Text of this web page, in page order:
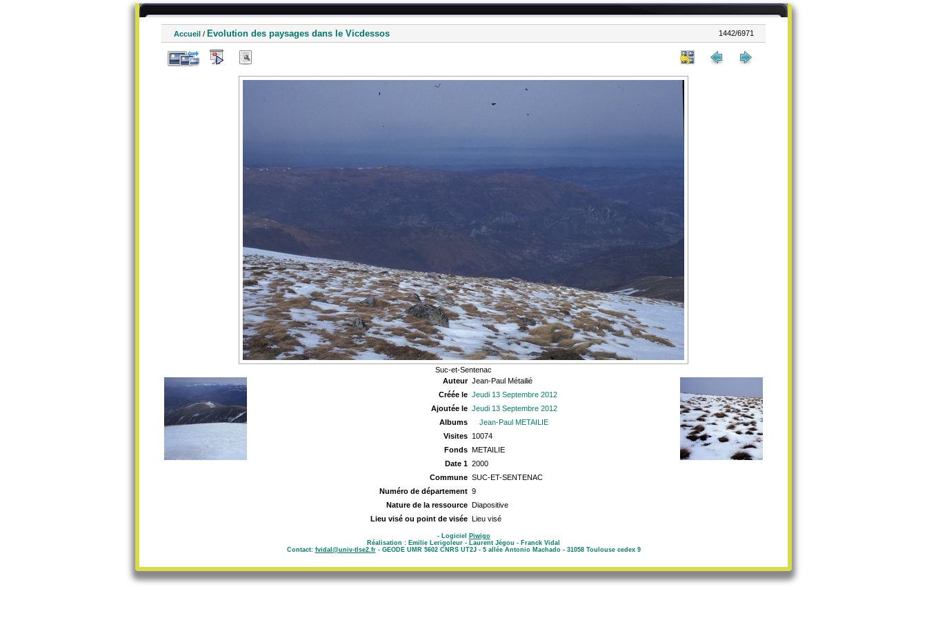
Accueil / Evolution des paysages dans le Vicdessos 1442/6971
Suc-et-Sentenac
Auteur Jean-Paul Métailié
Créée le Jeudi 13 Septembre 2012
Ajoutée le Jeudi 13 Septembre 2012
Albums
Jean-Paul METAILIE
Visites 10074
Fonds METAILIE
Date 1 2000
Commune SUC-ET-SENTENAC
Numéro de département 9
Nature de la ressource Diapositive
Lieu visé ou point de visée Lieu visé
- Logiciel
Piwigo
Réalisation : Emilie Lerigoleur - Laurent Jégou - Franck Vidal
Contact: fvidal@univ-tlse2.fr- GEODE UMR 5602 CNRS UT2J - 5 allée Antonio Machado - 31058 Toulouse cedex 9